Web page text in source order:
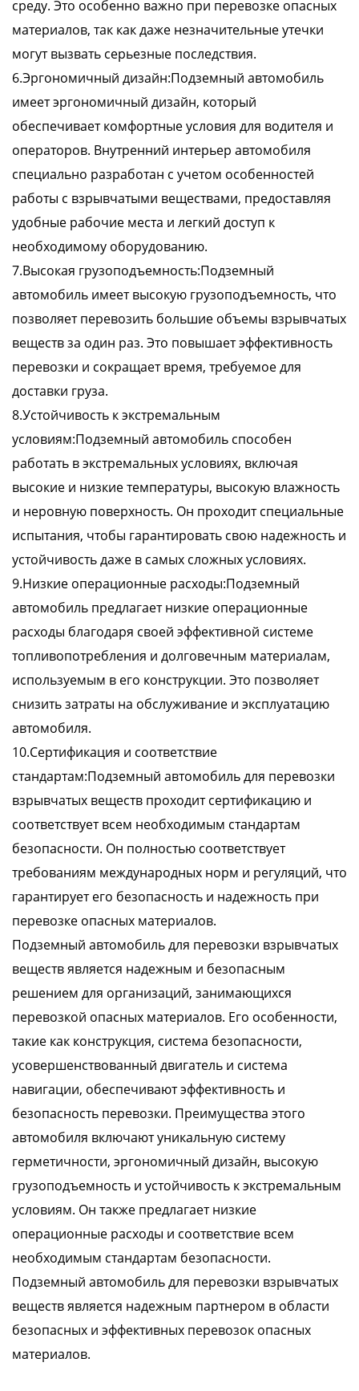
среду. Это особенно важно при перевозке опасных
материалов, так как даже незначительные утечки
могут вызвать серьезные последствия.
6.Эргономичный дизайн:Подземный автомобиль
имеет эргономичный дизайн, который
обеспечивает комфортные условия для водителя и
операторов. Внутренний интерьер автомобиля
специально разработан с учетом особенностей
работы с взрывчатыми веществами, предоставляя
удобные рабочие места и легкий доступ к
необходимому оборудованию.
7.Высокая грузоподъемность:Подземный
автомобиль имеет высокую грузоподъемность, что
позволяет перевозить большие объемы взрывчатых
веществ за один раз. Это повышает эффективность
перевозки и сокращает время, требуемое для
доставки груза.
8.Устойчивость к экстремальным
условиям:Подземный автомобиль способен
работать в экстремальных условиях, включая
высокие и низкие температуры, высокую влажность
и неровную поверхность. Он проходит специальные
испытания, чтобы гарантировать свою надежность и
устойчивость даже в самых сложных условиях.
9.Низкие операционные расходы:Подземный
автомобиль предлагает низкие операционные
расходы благодаря своей эффективной системе
топливопотребления и долговечным материалам,
используемым в его конструкции. Это позволяет
снизить затраты на обслуживание и эксплуатацию
автомобиля.
10.Сертификация и соответствие
стандартам:Подземный автомобиль для перевозки
взрывчатых веществ проходит сертификацию и
соответствует всем необходимым стандартам
безопасности. Он полностью соответствует
требованиям международных норм и регуляций, что
гарантирует его безопасность и надежность при
перевозке опасных материалов.
Подземный автомобиль для перевозки взрывчатых
веществ является надежным и безопасным
решением для организаций, занимающихся
перевозкой опасных материалов. Его особенности,
такие как конструкция, система безопасности,
усовершенствованный двигатель и система
навигации, обеспечивают эффективность и
безопасность перевозки. Преимущества этого
автомобиля включают уникальную систему
герметичности, эргономичный дизайн, высокую
грузоподъемность и устойчивость к экстремальным
условиям. Он также предлагает низкие
операционные расходы и соответствие всем
необходимым стандартам безопасности.
Подземный автомобиль для перевозки взрывчатых
веществ является надежным партнером в области
безопасных и эффективных перевозок опасных
материалов.